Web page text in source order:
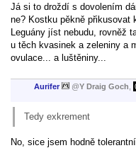
Já si to droždí s dovolením
ne? Kostku pěkně přikusovat
Leguány jíst nebudu, rovněž
u těch kvasinek a zeleniny a
ovulace... a luštěniny...
Aurifer @Y Draig Goch
Tedy exkrement
No, sice jsem hodně